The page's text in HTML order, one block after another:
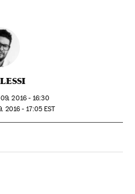
2016 - 16:30
2016 - 17:05EST
Sociales